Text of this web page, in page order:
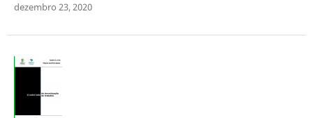
dezembro 23, 2020